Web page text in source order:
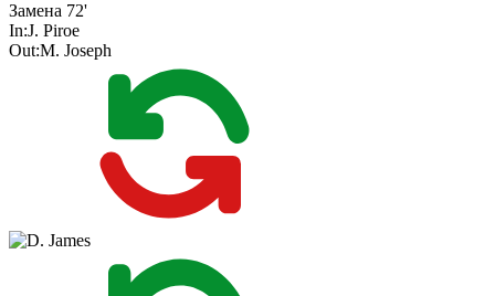
Замена 72'
In:J. Piroe
Out:M. Joseph